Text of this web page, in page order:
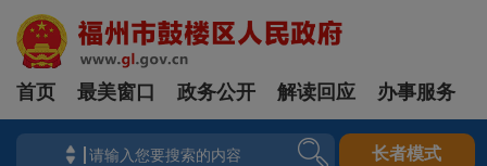
首页 最美窗口 政务公开 解读回应 办事服务
长者模式